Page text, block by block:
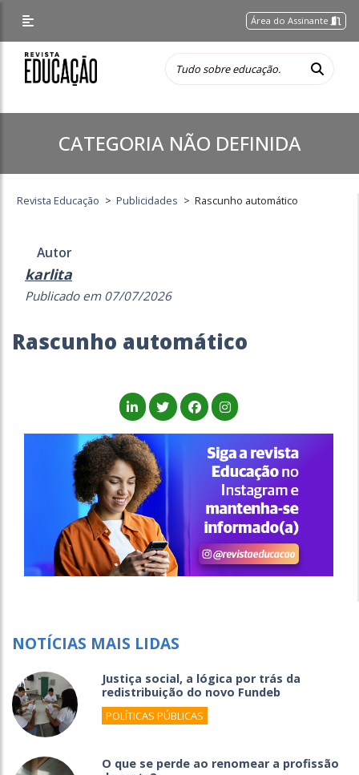
Área do Assinante
CATEGORIA NÃO DEFINIDA
Revista Educação > Publicidades > Rascunho automático
Autor
karlita
Publicado em 07/07/2026
Rascunho automático
NOTÍCIAS MAIS LIDAS
Justiça social, a lógica por trás da
redistribuição do novo Fundeb
POLÍTICAS PÚBLICAS
O que se perde ao renomear a profissão